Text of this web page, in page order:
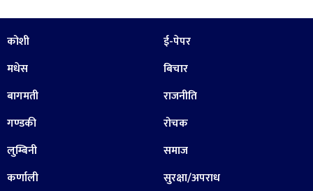
कोशी
मधेस
बागमती
गण्डकी
लुम्बिनी
कर्णाली
ई-पेपर
बिचार
राजनीति
रोचक
समाज
सुरक्षा/अपराध